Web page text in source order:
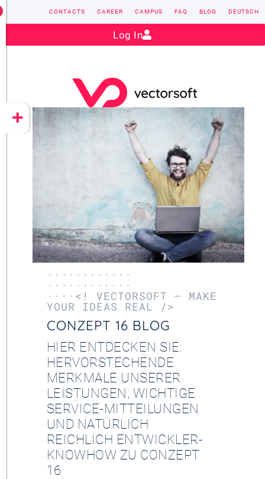
CONZEPT 16
YEET
Contact: sales@vectorsoft.de
CONTACTS CAREER CAMPUS FAQ BLOG DEUTSCH
Log In
············
············
····<! VECTORSOFT – MAKE
YOUR IDEAS REAL />
CONZEPT 16 BLOG
HIER ENTDECKEN SIE:
HERVORSTECHENDE
MERKMALE UNSERER
LEISTUNGEN, WICHTIGE
SERVICE-MITTEILUNGEN
UND NATÜRLICH
REICHLICH ENTWICKLER-
KNOWHOW ZU CONZEPT
16